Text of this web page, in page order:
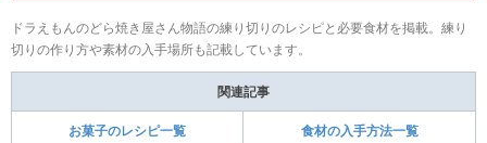
ドラえもんのどら焼き屋さん物語の練り切りのレシピと必要食材を掲載。練り
切りの作り方や素材の入手場所も記載しています。
関連記事
お菓子のレシピ一覧 食材の入手方法一覧